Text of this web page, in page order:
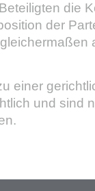
die
der
einer
und sind